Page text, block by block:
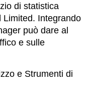
di statistica
Limited. Integrando
può dare al
e sulle
e Strumenti di